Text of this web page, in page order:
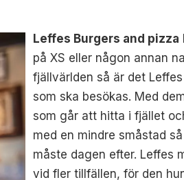
Leffes Burgers and pizza
på XS eller någon annan
fjällvärlden så är det
som ska besökas. Med
som går att hitta i fjället
med en mindre småstad
måste dagen efter. Leffes
vid fler tillfällen, för den